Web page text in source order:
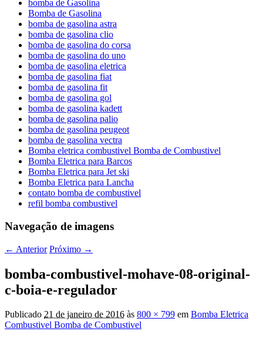
bomba de Gasolina
Bomba de Gasolina
bomba de gasolina astra
bomba de gasolina clio
bomba de gasolina do corsa
bomba de gasolina do uno
bomba de gasolina eletrica
bomba de gasolina fiat
bomba de gasolina fit
bomba de gasolina gol
bomba de gasolina kadett
bomba de gasolina palio
bomba de gasolina peugeot
bomba de gasolina vectra
Bomba eletrica combustivel Bomba de Combustivel
Bomba Eletrica para Barcos
Bomba Eletrica para Jet ski
Bomba Eletrica para Lancha
contato bomba de combustivel
refil bomba combustivel
Navegação de imagens
← Anterior Próximo →
bomba-combustivel-mohave-08-original-
c-boia-e-regulador
Publicado 21 de janeiro de 2016 às 800 × 799 em Bomba Eletrica
Combustivel Bomba de Combustivel